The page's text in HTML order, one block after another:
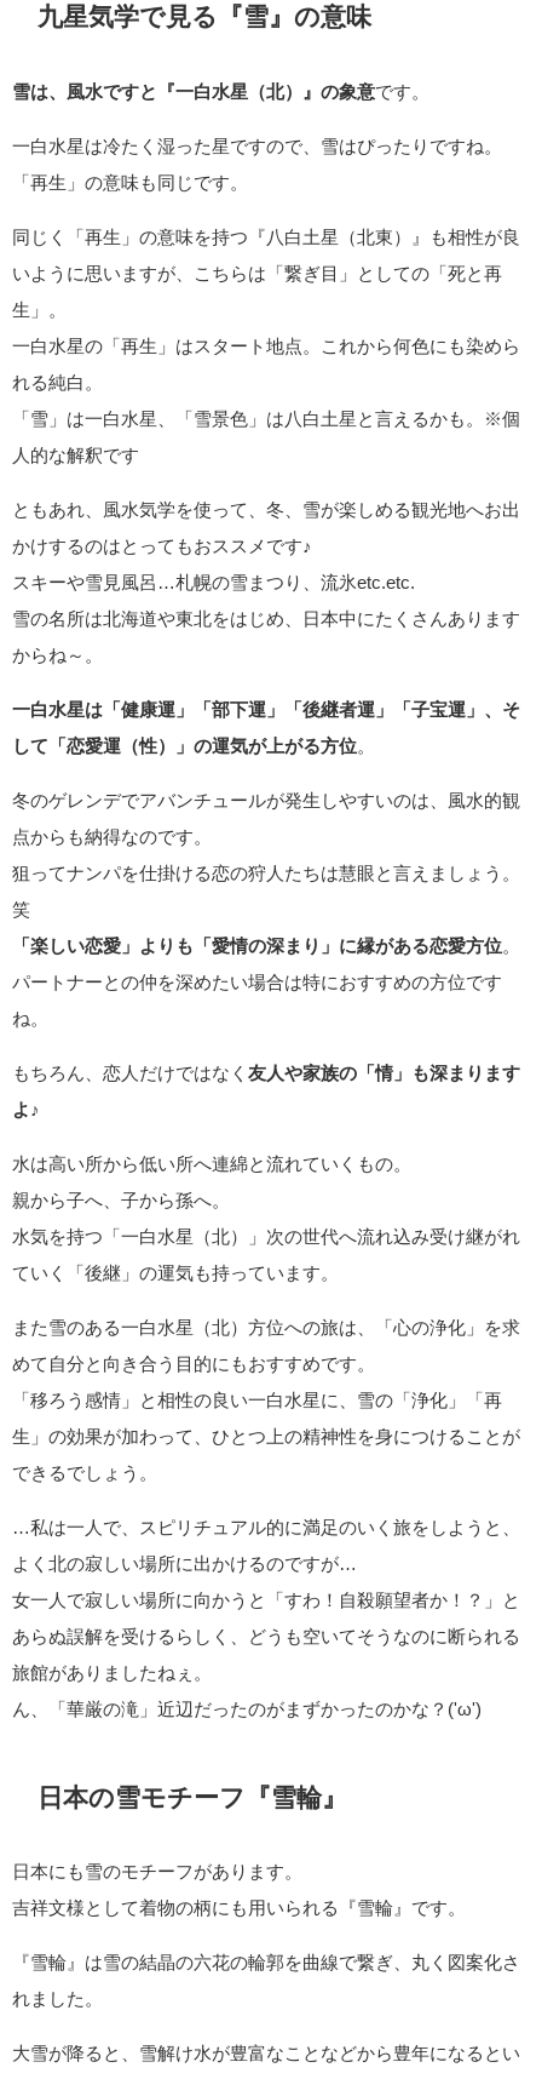
九星気学で見る『雪』の意味
雪は、風水ですと『一白水星（北）』の象意です。
一白水星は冷たく湿った星ですので、雪はぴったりですね。
「再生」の意味も同じです。
同じく「再生」の意味を持つ『八白土星（北東）』も相性が良
いように思いますが、こちらは「繋ぎ目」としての「死と再
生」。
一白水星の「再生」はスタート地点。これから何色にも染めら
れる純白。
「雪」は一白水星、「雪景色」は八白土星と言えるかも。※個
人的な解釈です
ともあれ、風水気学を使って、冬、雪が楽しめる観光地へお出
かけするのはとってもおススメです♪
スキーや雪見風呂…札幌の雪まつり、流氷etc.etc.
雪の名所は北海道や東北をはじめ、日本中にたくさんあります
からね～。
一白水星は「健康運」「部下運」「後継者運」「子宝運」、そ
して「恋愛運（性）」の運気が上がる方位
冬のゲレンデでアバンチュールが発生しやすいのは、風水的観
点からも納得なのです。
狙ってナンパを仕掛ける恋の狩人たちは慧眼と言えましょう。
笑
「楽しい恋愛」よりも「愛情の深まり」に縁がある恋愛方位
パートナーとの仲を深めたい場合は特におすすめの方位です
ね。
もちろん、恋人だけではなく 友人や家族の「情」も深まります
よ ♪
水は高い所から低い所へ連綿と流れていくもの。
親から子へ、子から孫へ。
水気を持つ「一白水星（北）」次の世代へ流れ込み受け継がれ
ていく「後継」の運気も持っています。
また雪のある一白水星（北）方位への旅は、「心の浄化」を求
めて自分と向き合う目的にもおすすめです。
「移ろう感情」と相性の良い一白水星に、雪の「浄化」「再
生」の効果が加わって、ひとつ上の精神性を身につけることが
できるでしょう。
…私は一人で、スピリチュアル的に満足のいく旅をしようと、
よく北の寂しい場所に出かけるのですが…
女一人で寂しい場所に向かうと「すわ！自殺願望者か！？」と
あらぬ誤解を受けるらしく、どうも空いてそうなのに断られる
旅館がありましたねぇ。
ん、「華厳の滝」近辺だったのがまずかったのかな？('ω')
日本の雪モチーフ『雪輪』
日本にも雪のモチーフがあります。
吉祥文様として着物の柄にも用いられる『雪輪』です。
『雪輪』は雪の結晶の六花の輪郭を曲線で繋ぎ、丸く図案化さ
れました。
大雪が降ると、雪解け水が豊富なことなどから豊年になるとい